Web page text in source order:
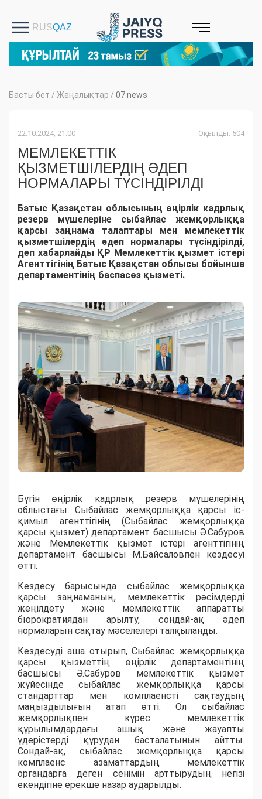
Басты бет / Жаңалықтар / 07 news
22.10.2024, 21:00 Оқылды: 504
МЕМЛЕКЕТТІК
ҚЫЗМЕТШІЛЕРДІҢ ӘДЕП
НОРМАЛАРЫ ТҮСІНДІРІЛДІ
Батыс Қазақстан облысының өңірлік кадрлық
резерв мүшелеріне сыбайлас жемқорлыққа
қарсы заңнама талаптары мен мемлекеттік
қызметшілердің әдеп нормалары түсіндірілді,
деп хабарлайды ҚР Мемлекеттік қызмет істері
Агенттігінің Батыс Қазақстан облысы бойынша
департаментінің баспасөз қызметі.
Бүгін өңірлік кадрлық резерв мүшелерінің
облыстағы Сыбайлас жемқорлыққа қарсы іс-
қимыл агенттігінің (Сыбайлас жемқорлыққа
қарсы қызмет) департамент басшысы Ә.Сабуров
және Мемлекеттік қызмет істері агенттігінің
департамент басшысы М.Байсаловпен кездесуі
өтті.
Кездесу барысында сыбайлас жемқорлыққа
қарсы заңнаманың, мемлекеттік рәсімдерді
жеңілдету және мемлекеттік аппаратты
бюрократиядан арылту, сондай-ақ әдеп
нормаларын сақтау мәселелері талқыланды.
Кездесуді аша отырып, Сыбайлас жемқорлыққа
қарсы қызметтің өңірлік департаментінің
басшысы Ә.Сабуров мемлекеттік қызмет
жүйесінде сыбайлас жемқорлыққа қарсы
стандарттар мен комплаенсті сақтаудың
маңыздылығын атап өтті. Ол сыбайлас
жемқорлықпен күрес мемлекеттік
құрылымдардағы ашық және жауапты
үдерістерді құрудан басталатынын айтты.
Сондай-ақ, сыбайлас жемқорлыққа қарсы
комплаенс азаматтардың мемлекеттік
органдарға деген сенімін арттырудың негізі
екендігіне ерекше назар аударылды.